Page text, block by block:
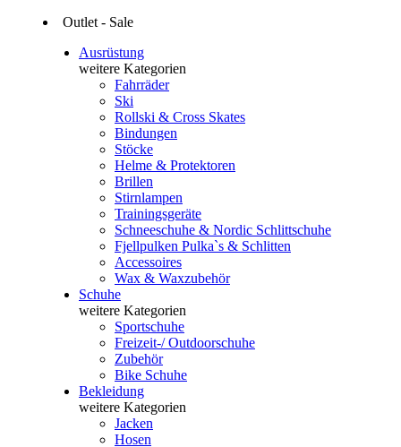
Outlet - Sale
Ausrüstung
weitere Kategorien
Fahrräder
Ski
Rollski & Cross Skates
Bindungen
Stöcke
Helme & Protektoren
Brillen
Stirnlampen
Trainingsgeräte
Schneeschuhe & Nordic Schlittschuhe
Fjellpulken Pulka`s & Schlitten
Accessoires
Wax & Waxzubehör
Schuhe
weitere Kategorien
Sportschuhe
Freizeit-/ Outdoorschuhe
Zubehör
Bike Schuhe
Bekleidung
weitere Kategorien
Jacken
Hosen